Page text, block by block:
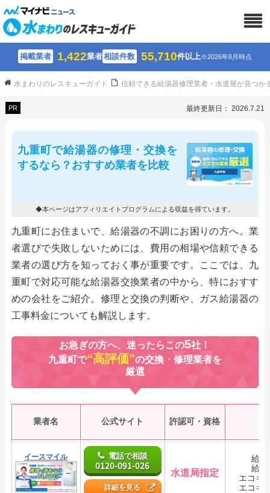
掲載業者 1,422業者相談件数 55,710件以上※2026年8月時点
水まわりのレスキューガイド 信頼できる給湯器修理業者・水道屋が見つか
PR 最終更新日： 2026.7.21
九重町で給湯器の修理・交換を
するなら？おすすめ業者を比較
◆本ページはアフィリエイトプログラムによる収益を得ています。
九重町にお住まいで、給湯器の不調にお困りの方へ。業
者選びで失敗しないためには、費用の相場や信頼できる
業者の選び方を知っておく事が重要です。ここでは、九
重町で対応可能な給湯器交換業者の中から、特におすす
めの会社をご紹介。修理と交換の判断や、ガス給湯器の
工事料金についても解説します。
お急ぎの方へ、迷ったらこの5社！
九重町で“高評価”の交換・修理業者を
厳選
業者名 公式サイト 許認可・資格
イースマイル 電話で相談
0120-091-026
詳細を見る
水道局指定
給
給
エコキ
エコキ